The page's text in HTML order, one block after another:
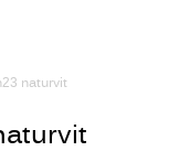
naturvit